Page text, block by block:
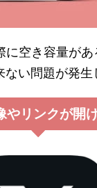
に空き容量があ
い問題が発生
やリンクが開